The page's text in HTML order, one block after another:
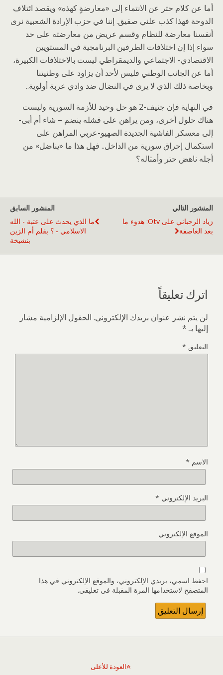
أما عن كلام حتر عن الانتماء إلى «معارضةٍ كهذه» ويقصد ائتلاف
الدوحة فهذا كذب علني صفيق. إننا في حزب الإرادة الشعبية نرى
أنفسنا معارضة للنظام وقسم عريض من معارضته على حد
سواء إذا إن اختلافات الطرفين البرنامجية في المستويين
الاقتصادي- الاجتماعي والديمقراطي ليست بالاختلافات الكبيرة،
أما عن الجانب الوطني فليس لأحد أن يزاود على وطنيتنا
وبخاصة ذلك الذي لا يرى في النضال ضد وادي عربة أولوية..
في النهاية فإن جنيف-2 هو حل وحيد للأزمة السورية وليست
هناك حلول أخرى، ومن يراهن على فشله ينضم – شاء أم أبى-
إلى معسكر الفاشية الجديدة الصهيو-عربي المراهن على
استكمال إحراق سورية من الداخل.. فهل هذا ما «يناضل» من
أجله ناهض حتر وأمثاله؟
المنشور السابق
ما الذي يحدث على عتبة - الله
الاسلامي - ؟ بقلم أم الزين
بنشيخة
المنشور التالي
زياد الرحباني على Otv: هدوء ما
بعد العاصفة
اترك تعليقاً
لن يتم نشر عنوان بريدك الإلكتروني. الحقول الإلزامية مشار
إليها بـ*
التعليق *
الاسم *
البريد الإلكتروني *
الموقع الإلكتروني
احفظ اسمي، بريدي الإلكتروني، والموقع الإلكتروني في هذا
المتصفح لاستخدامها المرة المقبلة في تعليقي.
العودة للأعلى